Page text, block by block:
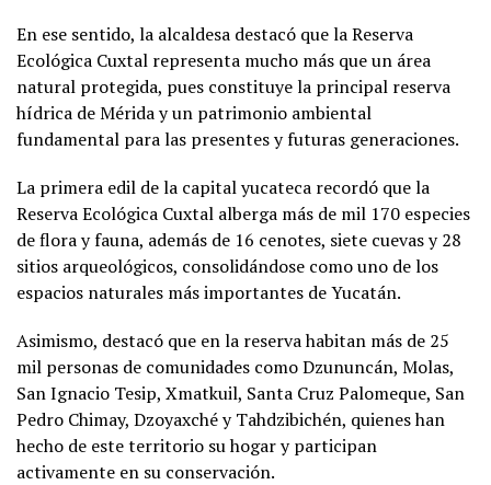
En ese sentido, la alcaldesa destacó que la Reserva
Ecológica Cuxtal representa mucho más que un área
natural protegida, pues constituye la principal reserva
hídrica de Mérida y un patrimonio ambiental
fundamental para las presentes y futuras generaciones.
La primera edil de la capital yucateca recordó que la
Reserva Ecológica Cuxtal alberga más de mil 170 especies
de flora y fauna, además de 16 cenotes, siete cuevas y 28
sitios arqueológicos, consolidándose como uno de los
espacios naturales más importantes de Yucatán.
Asimismo, destacó que en la reserva habitan más de 25
mil personas de comunidades como Dzununcán, Molas,
San Ignacio Tesip, Xmatkuil, Santa Cruz Palomeque, San
Pedro Chimay, Dzoyaxché y Tahdzibichén, quienes han
hecho de este territorio su hogar y participan
activamente en su conservación.